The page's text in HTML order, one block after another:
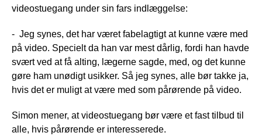
videostuegang under sin fars indlæggelse:
- Jeg synes, det har været fabelagtigt at kunne være med
på video. Specielt da han var mest dårlig, fordi han havde
svært ved at få alting, lægerne sagde, med, og det kunne
gøre ham unødigt usikker. Så jeg synes, alle bør takke ja,
hvis det er muligt at være med som pårørende på video.
Simon mener, at videostuegang bør være et fast tilbud til
alle, hvis pårørende er interesserede.